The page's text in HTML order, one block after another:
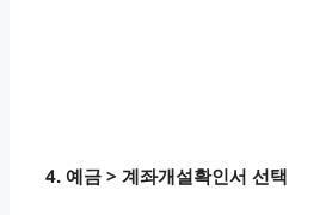
4. 예금 > 계좌개설확인서 선택